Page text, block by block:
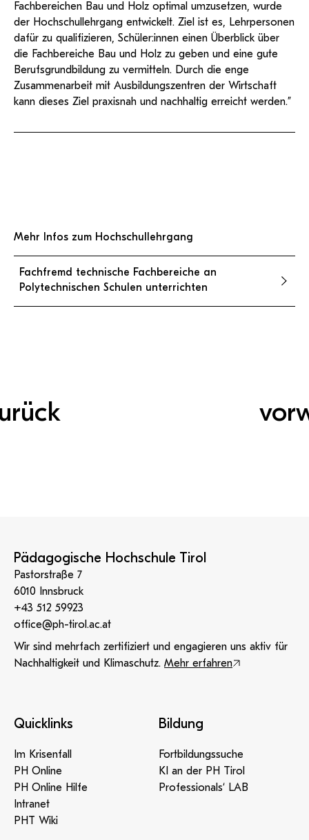
Fachbereichen Bau und Holz optimal umzusetzen, wurde
der Hochschullehrgang entwickelt. Ziel ist es, Lehrpersonen
dafür zu qualifizieren, Schüler:innen einen Überblick über
die Fachbereiche Bau und Holz zu geben und eine gute
Berufsgrundbildung zu vermitteln. Durch die enge
Zusammenarbeit mit Ausbildungszentren der Wirtschaft
kann dieses Ziel praxisnah und nachhaltig erreicht werden.”
Mehr Infos zum Hochschullehrgang
Fachfremd technische Fachbereiche an
Polytechnischen Schulen unterrichten
Pädagogische Hochschule Tirol
Pastorstraße 7
6010 Innsbruck
+43 512 59923
office@ph-tirol.ac.at
Wir sind mehrfach zertifiziert und engagieren uns aktiv für
Nachhaltigkeit und Klimaschutz. Mehr erfahren
Quicklinks
Im Krisenfall
PH Online
PH Online Hilfe
Intranet
PHT Wiki
Bildung
Fortbildungssuche
KI an der PH Tirol
Professionals‘ LAB